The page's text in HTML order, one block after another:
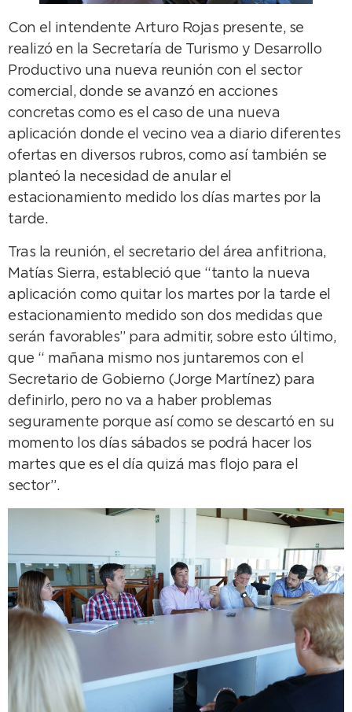
Con el intendente Arturo Rojas presente, se
realizó en la Secretaría de Turismo y Desarrollo
Productivo una nueva reunión con el sector
comercial, donde se avanzó en acciones
concretas como es el caso de una nueva
aplicación donde el vecino vea a diario diferentes
ofertas en diversos rubros, como así también se
planteó la necesidad de anular el
estacionamiento medido los días martes por la
tarde.
Tras la reunión, el secretario del área anfitriona,
Matías Sierra, estableció que “tanto la nueva
aplicación como quitar los martes por la tarde el
estacionamiento medido son dos medidas que
serán favorables” para admitir, sobre esto último,
que “ mañana mismo nos juntaremos con el
Secretario de Gobierno (Jorge Martínez) para
definirlo, pero no va a haber problemas
seguramente porque así como se descartó en su
momento los días sábados se podrá hacer los
martes que es el día quizá mas flojo para el
sector”.